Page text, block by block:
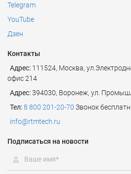
Telegram
YouTube
Дзен
Контакты
Адрес: 111524, Москва,
офис 214
Адрес:394030, Воронеж, ул.
Тел:8 800 201-20-70 Звонок
info@rtmtech.ru
Подписаться на новости